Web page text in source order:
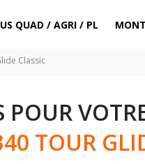
QUAD / AGRI / PL
Classic
POUR
TOUR